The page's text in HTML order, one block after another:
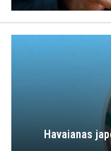
Havaianas